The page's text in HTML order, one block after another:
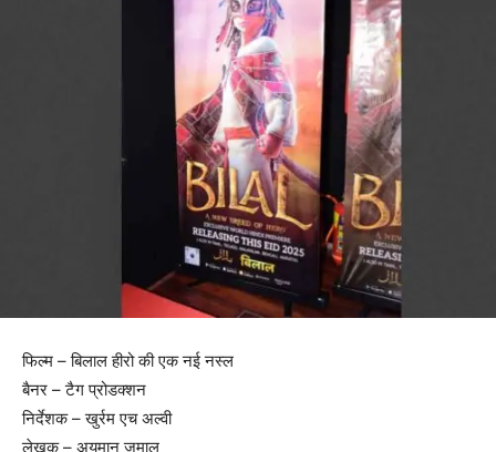
फिल्म – बिलाल हीरो की एक नई नस्ल
बैनर – टैग प्रोडक्शन
निर्देशक – खुर्रम एच अल्वी
लेखक – अयमान जमाल